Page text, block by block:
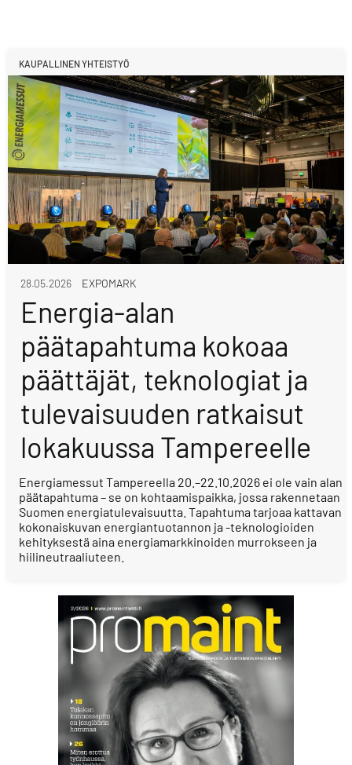
KAUPALLINEN YHTEISTYÖ
28.05.2026 EXPOMARK
Energia-alan
päätapahtuma kokoaa
päättäjät, teknologiat ja
tulevaisuuden ratkaisut
lokakuussa Tampereelle
Energiamessut Tampereella 20.–22.10.2026 ei ole vain alan
päätapahtuma – se on kohtaamispaikka, jossa rakennetaan
Suomen energiatulevaisuutta. Tapahtuma tarjoaa kattavan
kokonaiskuvan energiantuotannon ja -teknologioiden
kehityksestä aina energiamarkkinoiden murrokseen ja
hiilineutraaliuteen.